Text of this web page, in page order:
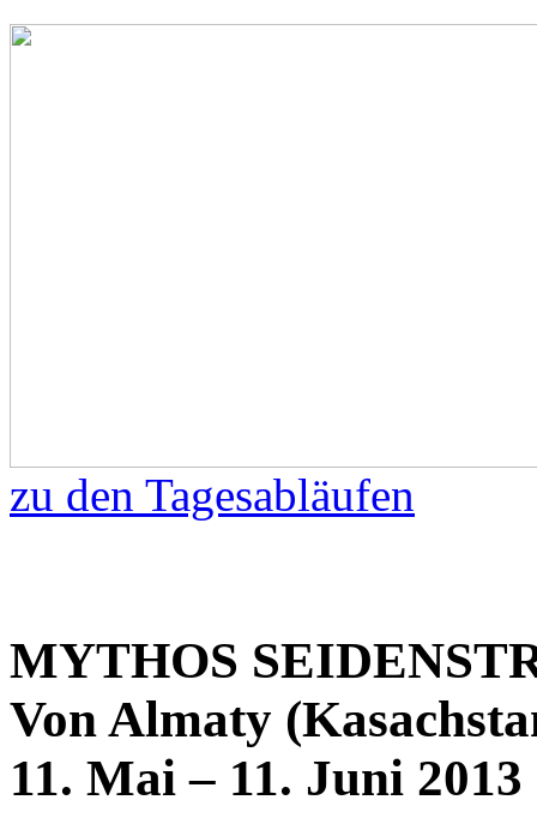
zu den Tagesabläufen
MYTHOS
Von Almaty
11. Mai – 11. Juni 2013